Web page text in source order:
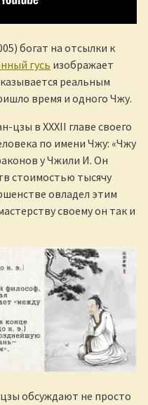
богат на отсылки к
гусь изображает
реальным
время и одного Чжу.
цзы в XXXII главе своего
по имени Чжу: «Чжу
у Чжили И. Он
стоимостью тысячу
овладел этим
своему он так и
обсуждают не просто